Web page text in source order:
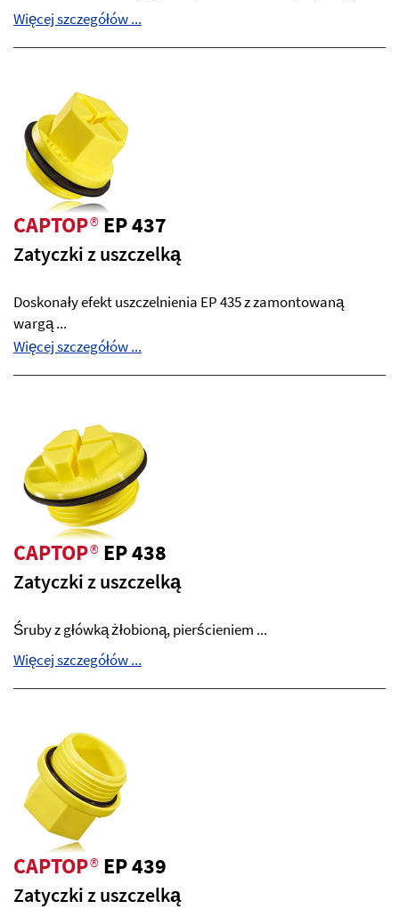
Więcej szczegółów ...
CAPTOP®EP 437
Zatyczki z uszczelką
Doskonały efekt uszczelnienia EP 435 z zamontowaną
wargą ...
Więcej szczegółów ...
CAPTOP®EP 438
Zatyczki z uszczelką
Śruby z główką żłobioną, pierścieniem ...
Więcej szczegółów ...
CAPTOP®EP 439
Zatyczki z uszczelką